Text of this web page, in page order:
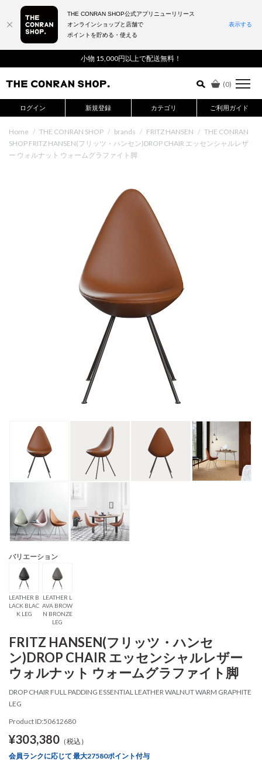
小物 15,000円以上で配送無料！
(0)
ログイン 新規登録 カテゴリ ご利用ガイド
詳細検索はこちら
Home / THE CONRAN SHOP / brands / FRITZ HANSEN / THE CONRAN
SHOP FRITZ HANSEN(フリッツ・ハンセン)DROP CHAIR エッセンシャルレザ
ー ウォルナット ウォームグラファイト脚
バリエーション
LEATHER B
LACK BLAC
K LEG
LEATHER L
AVA BROW
N BRONZE
LEG
FRITZ HANSEN(フリッツ・ハンセ
ン)DROP CHAIR エッセンシャルレザー
ウォルナット ウォームグラファイト脚
DROP CHAIR FULL PADDING ESSENTIAL LEATHER WALNUT WARM GRAPHITE
LEG
Product ID:50612680
¥303,380 （税込）
会員ランクに応じて 最大27580ポイント付与
THE CONRAN SHOP公式アプリニューリリース
オンラインショップと店舗で
ポイントを貯める・使える
表示する